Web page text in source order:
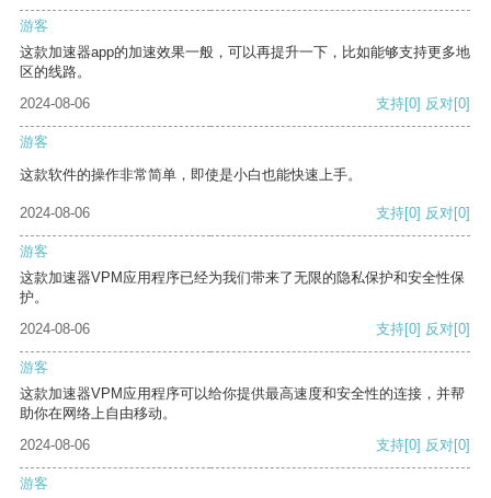
游客
这款加速器app的加速效果一般，可以再提升一下，比如能够支持更多地
区的线路。
2024-08-06
支持[0] 反对[0]
游客
这款软件的操作非常简单，即使是小白也能快速上手。
2024-08-06 支持[0] 反对[0]
游客
这款加速器VPM应用程序已经为我们带来了无限的隐私保护和安全性保
护。
2024-08-06
支持[0] 反对[0]
游客
这款加速器VPM应用程序可以给你提供最高速度和安全性的连接，并帮
助你在网络上自由移动。
2024-08-06
支持[0] 反对[0]
游客